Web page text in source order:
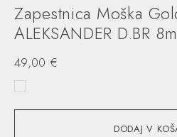
DODAJ V
Zapestnica Moška
ALEKSANDER D.BR
49,00 €